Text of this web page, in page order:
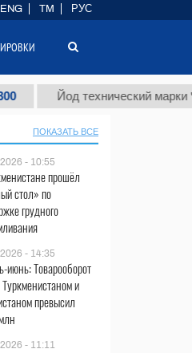
Йод технический марки "А" (т.)
ПОКАЗАТЬ ВСЕ
- 10:55
прошёл
стол» по
грудного
- 14:35
июнь: Товарооборот
и
превысил
- 11:11
ENG TM РУС